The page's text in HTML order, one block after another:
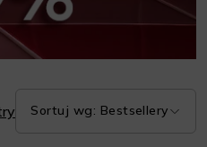
Sortuj wg: Bestsellery